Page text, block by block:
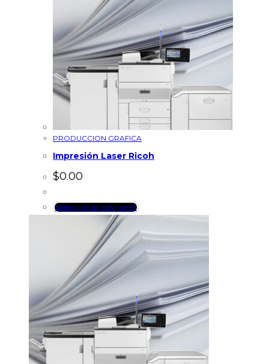
PRODUCCION GRAFICA
Impresión Laser Ricoh
$0.00
Seleccionar opciones